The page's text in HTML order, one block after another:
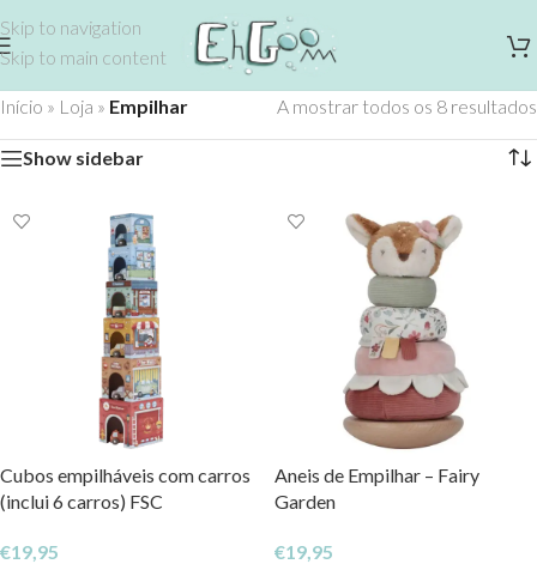
Skip to navigation
Skip to main content
Início » Loja » Empilhar A mostrar todos os 8 resultados
Show sidebar
Cubos empilháveis com carros
(inclui 6 carros) FSC
€19,95
Aneis de Empilhar – Fairy
Garden
€19,95